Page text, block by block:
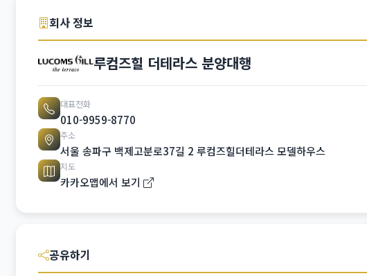
회사 정보
루컴즈힐 더테라스 분양대행
대표전화
010-9959-8770
주소
서울 송파구 백제고분로37길 2 루컴즈힐더테라스 모델하우스
지도
카카오맵에서 보기
공유하기